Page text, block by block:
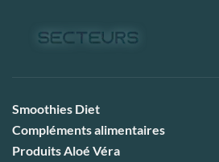
Smoothies Diet
Compléments alimentaires
Produits Aloé Véra